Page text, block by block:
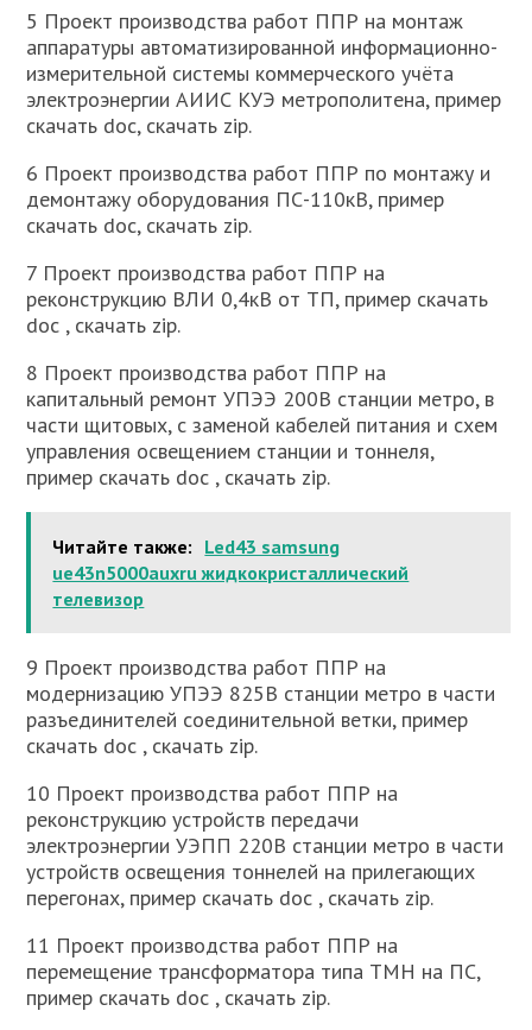
5 Проект производства работ ППР на монтаж
аппаратуры автоматизированной информационно-
измерительной системы коммерческого учёта
электроэнергии АИИС КУЭ метрополитена, пример
скачать doc, скачать zip.
6 Проект производства работ ППР по монтажу и
демонтажу оборудования ПС-110кВ, пример
скачать doc, скачать zip.
7 Проект производства работ ППР на
реконструкцию ВЛИ 0,4кВ от ТП, пример скачать
doc , скачать zip.
8 Проект производства работ ППР на
капитальный ремонт УПЭЭ 200В станции метро, в
части щитовых, с заменой кабелей питания и схем
управления освещением станции и тоннеля,
пример скачать doc , скачать zip.
Читайте также: Led43 samsung
ue43n5000auxru жидкокристаллический
телевизор
9 Проект производства работ ППР на
модернизацию УПЭЭ 825В станции метро в части
разъединителей соединительной ветки, пример
скачать doc , скачать zip.
10 Проект производства работ ППР на
реконструкцию устройств передачи
электроэнергии УЭПП 220В станции метро в части
устройств освещения тоннелей на прилегающих
перегонах, пример скачать doc , скачать zip.
11 Проект производства работ ППР на
перемещение трансформатора типа ТМН на ПС,
пример скачать doc , скачать zip.